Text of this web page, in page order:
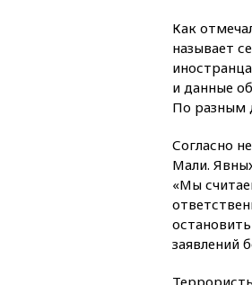
Как
называет
и данные
По разным
Согласно
Мали.
«Мы
заявлений